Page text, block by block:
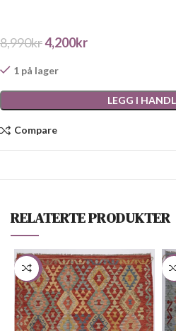
8,990kr4,200kr
1 på lager
LEGG I
Compare
RELATERTE PRODUKTER
-27% -